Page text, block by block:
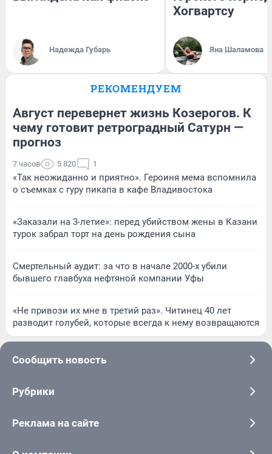
Надежда Губарь
Хогвартсу
Яна Шаламова
РЕКОМЕНДУЕМ
Август перевернет жизнь Козерогов. К
чему готовит ретроградный Сатурн —
прогноз
7 часов 5 820 1
«Так неожиданно и приятно». Героиня мема вспомнила
о съемках с гуру пикапа в кафе Владивостока
«Заказали на 3-летие»: перед убийством жены в Казани
турок забрал торт на день рождения сына
Смертельный аудит: за что в начале 2000-х убили
бывшего главбуха нефтяной компании Уфы
«Не привози их мне в третий раз». Читинец 40 лет
разводит голубей, которые всегда к нему возвращаются
Сообщить новость
Рубрики
Реклама на сайте